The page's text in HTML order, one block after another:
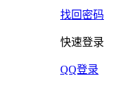
找回密码
快速登录
QQ登录